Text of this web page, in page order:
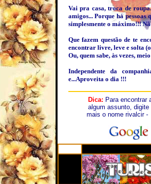
Vai pra casa, troca de
amigos... Porque há pessoas
simplesmente o máximo!!!
Que fazem questão de te
encontrar livre, leve e solta
Ou, quem sabe, às vezes,
Independente da
e...Aproveita o dia !!!
Dica: Para encontrar
algum assunto,
mais o nome rivalcir